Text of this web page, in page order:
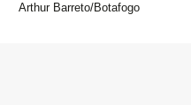
Arthur Barreto/Botafogo